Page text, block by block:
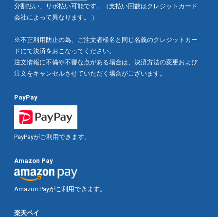
分割払い、リボ払い可能です。（支払い回数はクレジットカード
会社によって異なります。 ）
※不正利用防止の為、ご注文者様名と同じ名義のクレジットカー
ドにて決済をおこなってください。
注文情報に不備や不審な点がある場合は、決済方法の変更および
注文をキャンセルさせていただく場合がございます。
PayPay
PayPayがご利用できます。
Amazon Pay
Amazon Payがご利用できます。
楽天ペイ